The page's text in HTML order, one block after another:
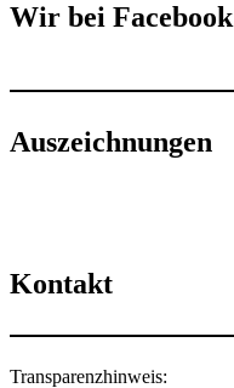
Wir bei Facebook
Auszeichnungen
Kontakt
Transparenzhinweis: